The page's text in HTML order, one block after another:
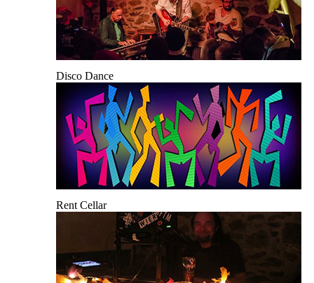
Disco Dance
Rent Cellar